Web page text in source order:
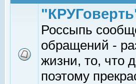
Россыпь
обращений -
жизни, то, что
поэтому